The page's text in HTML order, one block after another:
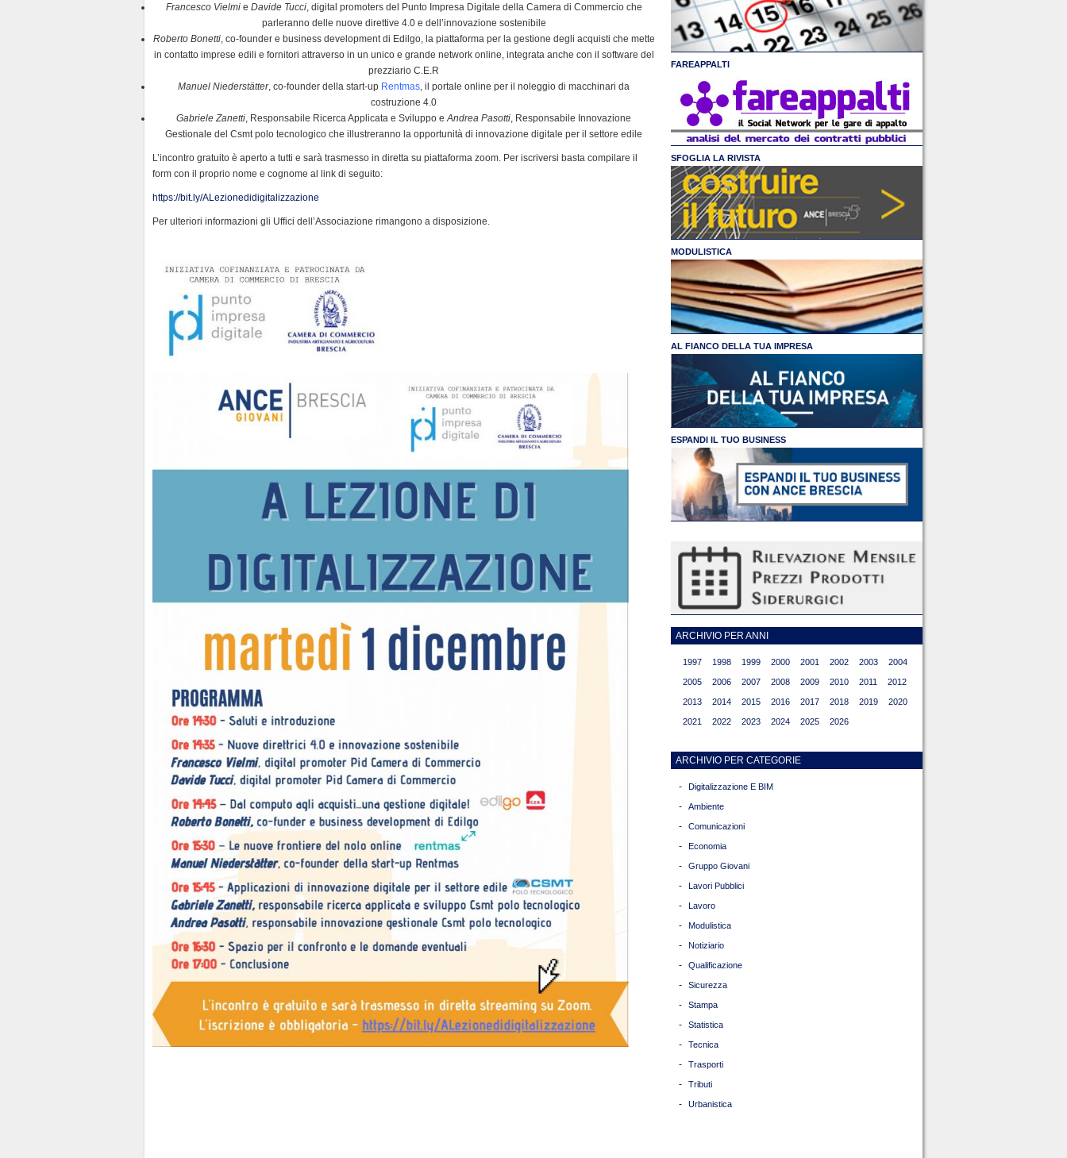
k
n
p
m
k
i
e
n
l
Francesco Vielmie Davide Tucci, digital promoters del Punto Impresa Digitale della Camera di Commercio che
parleranno delle nuove direttive 4.0 e dell’innovazione sostenibile
Roberto Bonetti, co-founder e business development di Edilgo, la piattaforma per la gestione degli acquisti che mette
in contatto imprese edili e fornitori attraverso in un unico e grande network online, integrata anche con il software del
prezziario C.E.R
Manuel Niederstätter, co-founder della start-up Rentmas , il portale online per il noleggio di macchinari da
costruzione 4.0
Gabriele Zanetti , Responsabile Ricerca Applicata e Sviluppo eAndrea Pasotti , Responsabile Innovazione
Gestionale del Csmt polo tecnologico che illustreranno la opportunità di innovazione digitale per il settore edile
L’incontro gratuito è aperto a tutti e sarà trasmesso in diretta su piattaforma zoom. Per iscriversi basta compilare il
form con il proprio nome e cognome al link di seguito:
https://bit.ly/ALezionedidigitalizzazione
Per ulteriori informazioni gli Uffici dell’Associazione rimangono a disposizione.
FAREAPPALTI
SFOGLIA LA RIVISTA
MODULISTICA
AL FIANCO DELLA TUA IMPRESA
ESPANDI IL TUO BUSINESS
ARCHIVIO PER ANNI
1997 1998 1999 2000 2001 2002 2003 2004
2005 2006 2007 2008 2009 2010 2011 2012
2013 2014 2015 2016 2017 2018 2019 2020
2021 2022 2023 2024 2025 2026
ARCHIVIO PER CATEGORIE
- Digitalizzazione E BIM
- Ambiente
- Comunicazioni
- Economia
- Gruppo Giovani
- Lavori Pubblici
- Lavoro
- Modulistica
- Notiziario
- Qualificazione
- Sicurezza
- Stampa
- Statistica
- Tecnica
- Trasporti
- Tributi
- Urbanistica